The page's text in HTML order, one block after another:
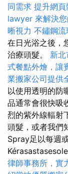
同需求 提升網
lawyer 來解決
晰視力 不鏽鋼
在日光浴之後，
治療頭髮。 新
式餐點外燴，讓
業搬家公司提供
以使用透明的防
品通常會很快吸
烈的紫外線輻射
頭髮，或者我們
Spray足以每週
律師事務所，實